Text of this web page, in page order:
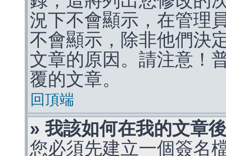
況下不會顯示，在管理
不會顯示，除非他們決
文章的原因。請注意！
覆的文章。
回頂端
» 我該如何在我的文章
您必須先建立一個簽名